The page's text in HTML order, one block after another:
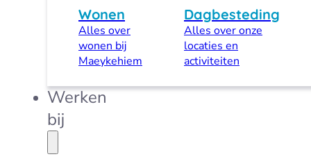
Wonen
Alles over
wonen bij
Maeykehiem
Dagbesteding
Alles over onze
locaties en
activiteiten
Werken
bij